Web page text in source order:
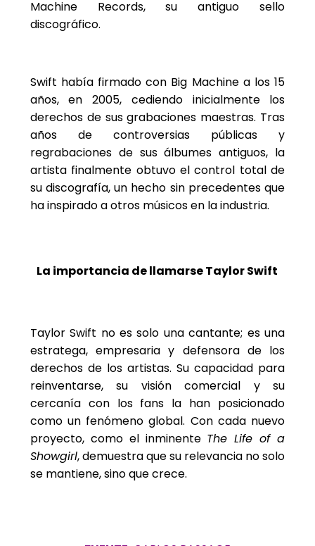
Machine Records, su antiguo sello
discográfico.
Swift había firmado con Big Machine a los 15
años, en 2005, cediendo inicialmente los
derechos de sus grabaciones maestras. Tras
años de controversias públicas y
regrabaciones de sus álbumes antiguos, la
artista finalmente obtuvo el control total de
su discografía, un hecho sin precedentes que
ha inspirado a otros músicos en la industria.
La importancia de llamarse Taylor Swift
Taylor Swift no es solo una cantante; es una
estratega, empresaria y defensora de los
derechos de los artistas. Su capacidad para
reinventarse, su visión comercial y su
cercanía con los fans la han posicionado
como un fenómeno global. Con cada nuevo
proyecto, como el inminente The Life of a
Showgirl, demuestra que su relevancia no solo
se mantiene, sino que crece.